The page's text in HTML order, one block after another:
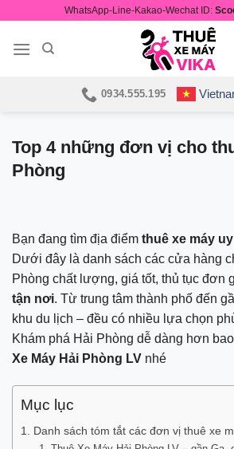
content
WhatsApp-Line-Kakao-Wechat ID:
0934.555.195
Top 4 những đơn vị cho
Phòng
Bạn đang tìm địa điểm thuê xe máy
Dưới đây là danh sách các cửa hàng
Phòng chất lượng, giá tốt, thủ tục đơn
tận nơi. Từ trung tâm thành phố đến
khu du lịch – đều có nhiều lựa chọn
Khám phá Hải Phòng dễ dàng hơn
Xe Máy Hải Phòng LV nhé
Mục lục
1. Danh sách tóm tắt các đơn vị thuê xe